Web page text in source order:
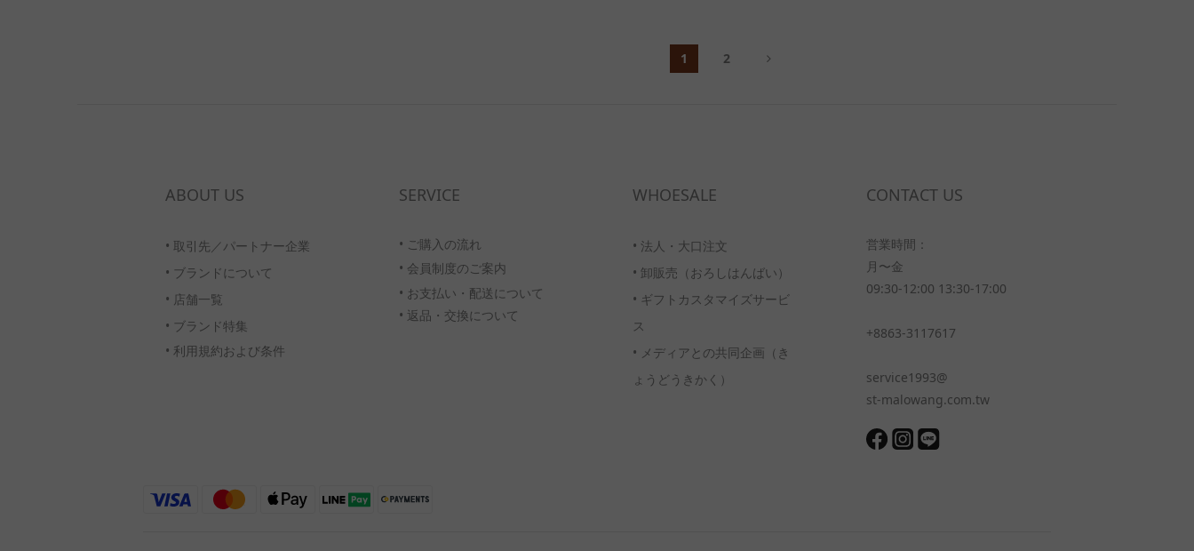
1 2
ABOUT US
• 取引先／パートナー企業
• ブランドについて
• 店舗一覧
• ブランド特集
• 利用規約および条件
SERVICE
• ご購入の流れ
• 会員制度のご案内
• お支払い・配送について
• 返品・交換について
WHOESALE
• 法人・大口注文
• 卸販売（おろしはんばい）
• ギフトカスタマイズサービ
ス
• メディアとの共同企画（き
ょうどうきかく）
CONTACT US
営業時間：
月〜金
09:30-12:00 13:30-17:00
+8863-3117617
service1993@
st-malowang.com.tw